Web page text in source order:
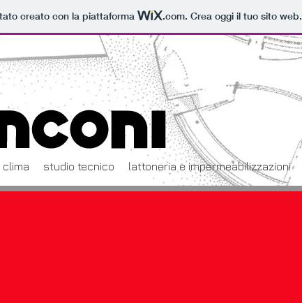
creato con la piattaforma .com. Crea oggi il tuo sito web.
clima studio tecnico lattoneria e impermeabilizzazioni